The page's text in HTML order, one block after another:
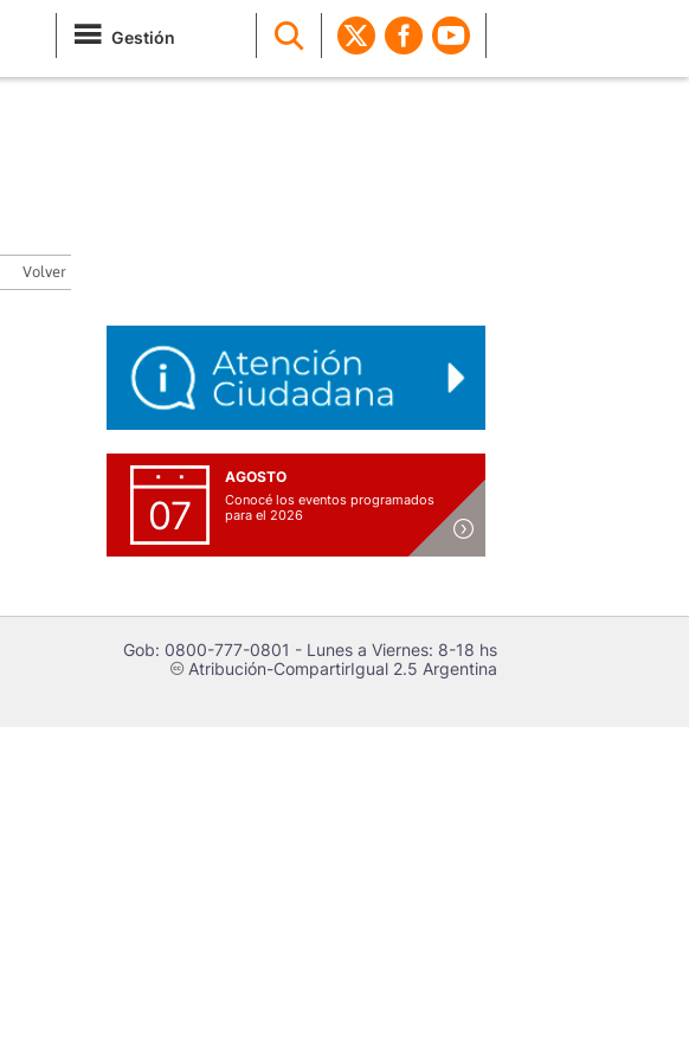
Gestión
Volver
07
AGOSTO
Conocé los eventos programados
para el 2026
Gob: 0800-777-0801 - Lunes a Viernes: 8-18 hs
cAtribución-CompartirIgual 2.5 Argentina